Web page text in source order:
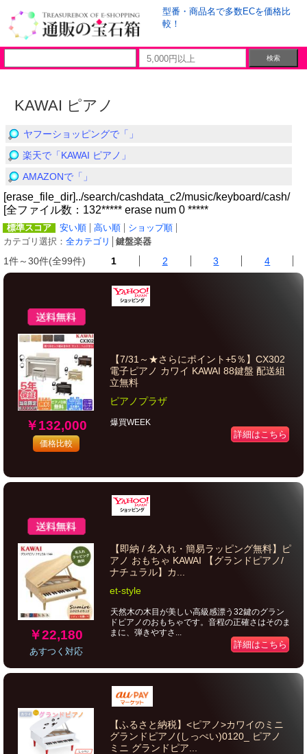
型番・商品名で多数ECを価格比
較！
KAWAI ピアノ
ヤフーショッピングで「」
楽天で「KAWAI ピアノ」
AMAZONで「」
[erase_file_dir]../search/cashdata_c2/music/keyboard/cash/
[全ファイル数：132***** erase num 0 *****
標準スコア 安い順 高い順
ショップ順
カテゴリ選択： 全カテゴリ 鍵盤楽器
1件～30件(全99件) 1 2 3 4
￥132,000
価格比較
【7/31～★さらにポイント+5％】CX302
電子ピアノ カワイ KAWAI 88鍵盤 配送組
立無料
ピアノプラザ
爆買WEEK
詳細はこちら
￥22,180
あすつく対応
【即納 / 名入れ・簡易ラッピング無料】ピ
アノ おもちゃ KAWAI 【グランドピアノ/
ナチュラル】カ...
et-style
天然木の木目が美しい高級感漂う32鍵のグラン
ドピアノのおもちゃです。音程の正確さはそのま
まに、弾きやすさ...
詳細はこちら
【ふるさと納税】<ピアノ>カワイのミニ
グランドピアノ(しっぺい)0120_ ピアノ
ミニ グランドピア...